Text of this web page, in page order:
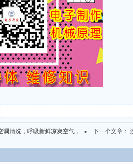
调清洗，呼吸新鲜凉爽空气，
下一个文章：